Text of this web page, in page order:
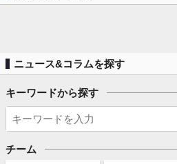
ニュース&コラムを探す
キーワードから探す
チーム